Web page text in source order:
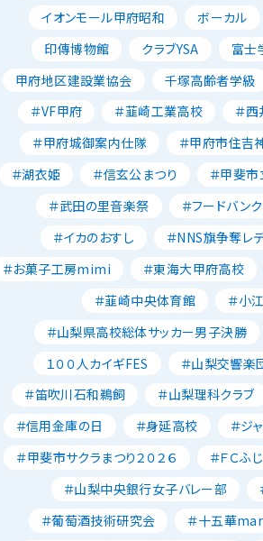
イオンモール甲府昭和
ボーカル
印傳博物館
クラブYSA 富士
甲府地区建設業協会
千塚高齢者学級
＃VF甲府
＃韮崎工業高校 ＃
＃甲府城御案内仕隊
＃甲府市住吉
＃湖衣姫
＃信玄公まつり ＃甲斐
＃武田の里音楽祭
＃フードバン
＃イカのおすし
＃NNS旗争奪レ
＃お菓子工房mimi
＃東海大甲府高校
＃韮崎中央体育館
＃小
＃山梨県高校総体サッカー男子決勝
１００人カイギFES
＃山梨交響楽
＃笛吹川石和鵜飼
＃山梨理科クラブ
＃信用金庫の日
＃身延高校 ＃ジ
＃甲斐市サクラまつり２０２６
＃ＦＣふ
＃山梨中央銀行女子バレー部
＃葡萄酒技術研究会
＃十五華